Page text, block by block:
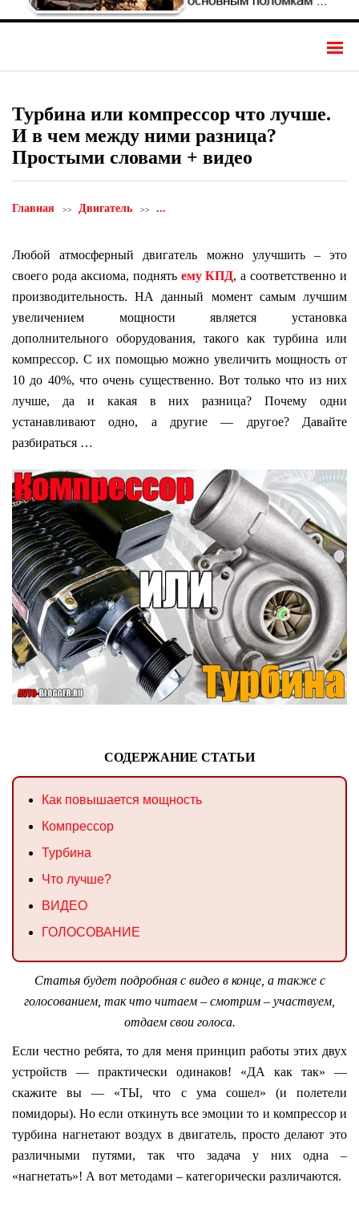
Турбина или компрессор что лучше.
И в чем между ними разница?
Простыми словами + видео
Главная Двигатель ...
Любой атмосферный двигатель можно улучшить – это
своего рода аксиома, поднять ему КПД, а соответственно и
производительность. НА данный момент самым лучшим
увеличением мощности является установка
дополнительного оборудования, такого как турбина или
компрессор. С их помощью можно увеличить мощность от
10 до 40%, что очень существенно. Вот только что из них
лучше, да и какая в них разница? Почему одни
устанавливают одно, а другие — другое? Давайте
разбираться …
СОДЕРЖАНИЕ СТАТЬИ
Как повышается мощность
Компрессор
Турбина
Что лучше?
ВИДЕО
ГОЛОСОВАНИЕ
Статья будет подробная с видео в конце, а также с
голосованием, так что читаем – смотрим – участвуем,
отдаем свои голоса.
Если честно ребята, то для меня принцип работы этих двух
устройств — практически одинаков! «ДА как так» —
скажите вы — «ТЫ, что с ума сошел» (и полетели
помидоры). Но если откинуть все эмоции то и компрессор и
турбина нагнетают воздух в двигатель, просто делают это
различными путями, так что задача у них одна –
«нагнетать»! А вот методами – категорически различаются.